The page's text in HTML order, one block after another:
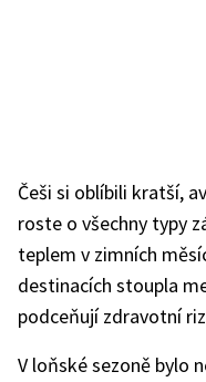
Češi si oblíbili kratší,
roste o všechny typy
teplem v zimních
destinacích stoupla
podceňují zdravotní
V loňské sezoně bylo